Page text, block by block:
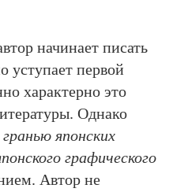
начинает писать
уступает первой
характерно это
Однако
японских
графического
Автор не